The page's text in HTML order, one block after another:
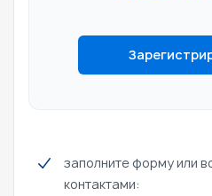
заполните форму или
контактами: